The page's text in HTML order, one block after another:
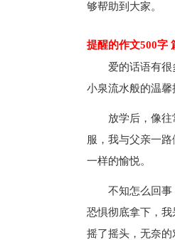
够帮助到大家。
提醒的作文500字
爱的话语有
小泉流水般的温馨
放学后，像
服，我与父亲一
一样的愉悦。
不知怎么回
恐惧彻底拿下，
摇了摇头，无奈的